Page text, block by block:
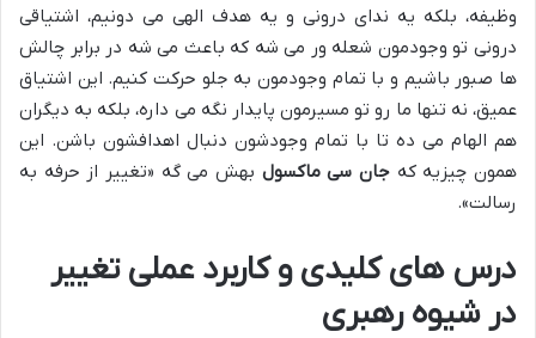
وظیفه، بلکه یه ندای درونی و یه هدف الهی می دونیم، اشتیاقی
درونی تو وجودمون شعله ور می شه که باعث می شه در برابر چالش
ها صبور باشیم و با تمام وجودمون به جلو حرکت کنیم. این اشتیاق
عمیق، نه تنها ما رو تو مسیرمون پایدار نگه می داره، بلکه به دیگران
هم الهام می ده تا با تمام وجودشون دنبال اهدافشون باشن. این
همون چیزیه که جان سی ماکسول بهش می گه «تغییر از حرفه به
رسالت».
درس های کلیدی و کاربرد عملی تغییر
در شیوه رهبری